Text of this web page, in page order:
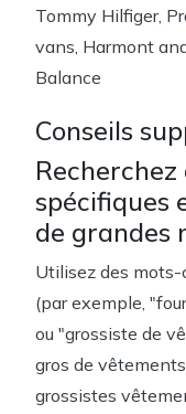
Tommy Hilfiger,
vans, Harmont
Balance
Conseils
spécifiques
de grandes
Utilisez des mots-
(par exemple,
ou "grossiste de
gros de
grossistes